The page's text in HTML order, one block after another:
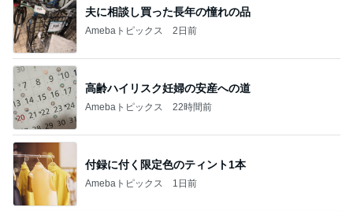
夫に相談し買った長年の憧れの品
Amebaトピックス 2日前
高齢ハイリスク妊婦の安産への道
Amebaトピックス 22時間前
付録に付く限定色のティント1本
Amebaトピックス 1日前